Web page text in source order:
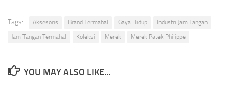
Tags: Aksesoris Brand Termahal Gaya Hidup
Industri Jam Tangan
Jam Tangan Termahal
Koleksi Merek Merek Patek Philippe
YOU MAY ALSO LIKE...